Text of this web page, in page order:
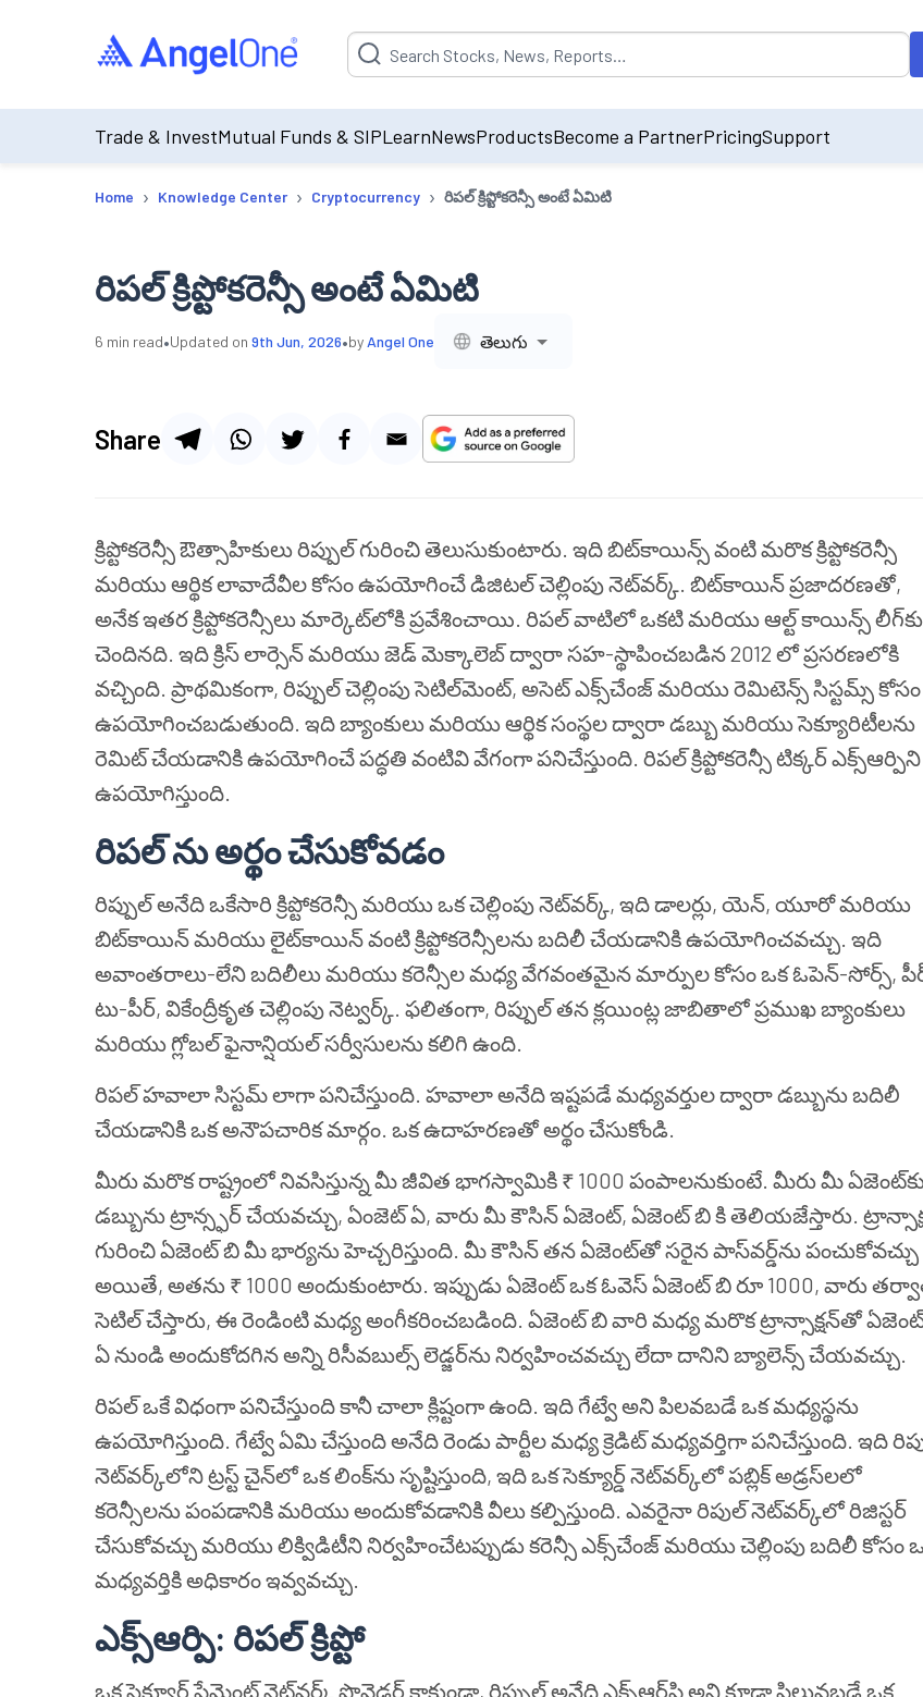
Suggestion will be populated by default on accessing the input field. On
Trade & InvestMutual Funds & SIPLearnNewsProductsBecome a PartnerPricingSupport
Home › Knowledge Center › Cryptocurrency › రిపల్ క్రిప్టోకరెన్సీ అంటే ఏమిటి
రిపల్ క్రిప్టోకరెన్సీ అంటే ఏమిటి
6 min read•Updated on 9th Jun, 2026•by Angel One తెలుగు
Share
క్రిప్టోకరెన్సీ ఔత్సాహికులు రిప్పుల్ గురించి తెలుసుకుంటారు. ఇది బిట్‌కాయిన్స్ వంటి మరొక క్రిప్టోకరెన్సీ
మరియు ఆర్థిక లావాదేవీల కోసం ఉపయోగించే డిజిటల్ చెల్లింపు నెట్‌వర్క్. బిట్‌కాయిన్ ప్రజాదరణతో,
అనేక ఇతర క్రిప్టోకరెన్సీలు మార్కెట్‌లోకి ప్రవేశించాయి. రిపల్ వాటిలో ఒకటి మరియు ఆల్ట్ కాయిన్స్ లీగ్‍కు
చెందినది. ఇది క్రిస్ లార్సెన్ మరియు జెడ్ మెక్కాలెబ్ ద్వారా సహ-స్థాపించబడిన 2012 లో ప్రసరణలోకి
వచ్చింది. ప్రాథమికంగా, రిప్పుల్ చెల్లింపు సెటిల్‌మెంట్, అసెట్ ఎక్స్‌చేంజ్ మరియు రెమిటెన్స్ సిస్టమ్స్ కోసం
ఉపయోగించబడుతుంది. ఇది బ్యాంకులు మరియు ఆర్థిక సంస్థల ద్వారా డబ్బు మరియు సెక్యూరిటీలను
రెమిట్ చేయడానికి ఉపయోగించే పద్ధతి వంటివి వేగంగా పనిచేస్తుంది. రిపల్ క్రిప్టోకరెన్సీ టిక్కర్ ఎక్స్ఆర్పిని
ఉపయోగిస్తుంది.
రిపల్ ను అర్థం చేసుకోవడం
రిప్పుల్ అనేది ఒకేసారి క్రిప్టోకరెన్సీ మరియు ఒక చెల్లింపు నెట్‌వర్క్, ఇది డాలర్లు, యెన్, యూరో మరియు
బిట్‌కాయిన్ మరియు లైట్‌కాయిన్ వంటి క్రిప్టోకరెన్సీలను బదిలీ చేయడానికి ఉపయోగించవచ్చు. ఇది
అవాంతరాలు-లేని బదిలీలు మరియు కరెన్సీల మధ్య వేగవంతమైన మార్పుల కోసం ఒక ఓపెన్-సోర్స్,
టు-పీర్, వికేంద్రీకృత చెల్లింపు నెట్వర్క్. ఫలితంగా, రిప్పుల్ తన క్లయింట్ల జాబితాలో ప్రముఖ బ్యాంకులు
మరియు గ్లోబల్ ఫైనాన్షియల్ సర్వీసులను కలిగి ఉంది.
రిపల్ హవాలా సిస్టమ్ లాగా పనిచేస్తుంది. హవాలా అనేది ఇష్టపడే మధ్యవర్తుల ద్వారా డబ్బును బదిలీ
చేయడానికి ఒక అనౌపచారిక మార్గం. ఒక ఉదాహరణతో అర్థం చేసుకోండి.
మీరు మరొక రాష్ట్రంలో నివసిస్తున్న మీ జీవిత భాగస్వామికి ₹ 1000 పంపాలనుకుంటే. మీరు మీ
డబ్బును ట్రాన్స్ఫర్ చేయవచ్చు, ఏంజెట్ ఏ, వారు మీ కౌసిన్ ఏజెంట్, ఏజెంట్ బి కి తెలియజేస్తారు.
గురించి ఏజెంట్ బి మీ భార్యను హెచ్చరిస్తుంది. మీ కౌసిన్ తన ఏజెంట్‌తో సరైన పాస్‌వర్డ్‌ను పంచుకోవచ్చు
అయితే, అతను ₹ 1000 అందుకుంటారు. ఇప్పుడు ఏజెంట్ ఒక ఓవెస్ ఏజెంట్ బి రూ 1000, వారు
సెటిల్ చేస్తారు, ఈ రెండింటి మధ్య అంగీకరించబడింది. ఏజెంట్ బి వారి మధ్య మరొక ట్రాన్సాక్షన్‌తో
ఏ నుండి అందుకోదగిన అన్ని రిసీవబుల్స్ లెడ్జర్‌ను నిర్వహించవచ్చు లేదా దానిని బ్యాలెన్స్ చేయవచ్చు.
రిపల్ ఒకే విధంగా పనిచేస్తుంది కానీ చాలా క్లిష్టంగా ఉంది. ఇది గేట్వే అని పిలవబడే ఒక మధ్యస్థను
ఉపయోగిస్తుంది. గేట్వే ఏమి చేస్తుంది అనేది రెండు పార్టీల మధ్య క్రెడిట్ మధ్యవర్తిగా పనిచేస్తుంది. ఇది
నెట్‌వర్క్‌లోని ట్రస్ట్ చైన్‌లో ఒక లింక్‌ను సృష్టిస్తుంది, ఇది ఒక సెక్యూర్డ్ నెట్‌వర్క్‌లో పబ్లిక్ అడ్రస్‌లలో
కరెన్సీలను పంపడానికి మరియు అందుకోవడానికి వీలు కల్పిస్తుంది. ఎవరైనా రిపుల్ నెట్‌వర్క్‌లో రిజిస్టర్
చేసుకోవచ్చు మరియు లిక్విడిటీని నిర్వహించేటప్పుడు కరెన్సీ ఎక్స్‌చేంజ్ మరియు చెల్లింపు బదిలీ కోసం
మధ్యవర్తికి అధికారం ఇవ్వవచ్చు.
ఎక్స్ఆర్పి: రిపల్ క్రిప్టో
ఒక సెక్యూర్డ్ పేమెంట్ నెట్‌వర్క్ ప్రొవైడర్ కాకుండా, రిప్పుల్ అనేది ఎక్స్‌ఆర్‌పి అని కూడా పిలువబడే ఒక